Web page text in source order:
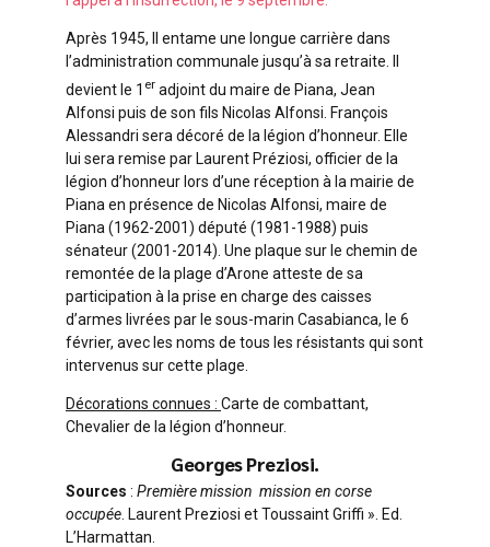
Après 1945, Il entame une longue carrière dans
l’administration communale jusqu’à sa retraite. Il
devient le 1 er adjoint du maire de Piana, Jean
Alfonsi puis de son fils Nicolas Alfonsi. François
Alessandri sera décoré de la légion d’honneur. Elle
lui sera remise par Laurent Préziosi, officier de la
légion d’honneur lors d’une réception à la mairie de
Piana en présence de Nicolas Alfonsi, maire de
Piana (1962-2001) député (1981-1988) puis
sénateur (2001-2014). Une plaque sur le chemin de
remontée de la plage d’Arone atteste de sa
participation à la prise en charge des caisses
d’armes livrées par le sous-marin Casabianca, le 6
février, avec les noms de tous les résistants qui sont
intervenus sur cette plage.
Décorations connues : Carte de combattant,
Chevalier de la légion d’honneur.
Georges Preziosi.
Sources : Première mission mission en corse
occupée . Laurent Preziosi et Toussaint Griffi ». Ed.
L’Harmattan.